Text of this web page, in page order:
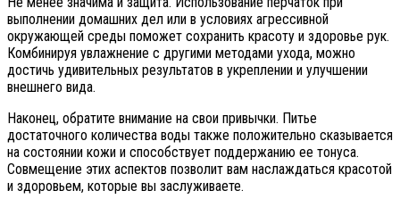
выполнении домашних дел или в условиях агрессивной
окружающей среды поможет сохранить красоту и здоровье рук.
Комбинируя увлажнение с другими методами ухода, можно
достичь удивительных результатов в укреплении и улучшении
внешнего вида.
Наконец, обратите внимание на свои привычки. Питье
достаточного количества воды также положительно сказывается
на состоянии кожи и способствует поддержанию ее тонуса.
Совмещение этих аспектов позволит вам наслаждаться красотой
и здоровьем, которые вы заслуживаете.